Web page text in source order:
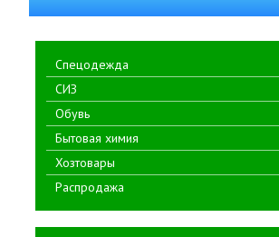
Спецодежда
СИЗ
Обувь
Бытовая химия
Хозтовары
Распродажа